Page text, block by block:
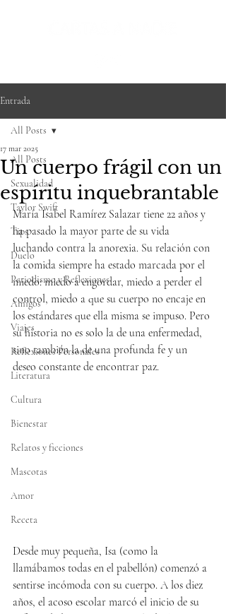
Entrada
All Posts
Sexualidad
Taylor Swift
Tips
Duelo
Periodismo y Reflexiones
Amigos
Viajes
Reflexiones Personales
Literatura
Cultura
Bienestar
Relatos y ficciones
Mascotas
Amor
Receta
All Posts
Un cuerpo frágil con un
espíritu inquebrantable
17 mar 2025
María Isabel Ramírez Salazar tiene 22 años y
ha pasado la mayor parte de su vida
luchando contra la anorexia. Su relación con
la comida siempre ha estado marcada por el
miedo: miedo a engordar, miedo a perder el
control, miedo a que su cuerpo no encaje en
los estándares que ella misma se impuso. Pero
su historia no es solo la de una enfermedad,
sino también la de una profunda fe y un
deseo constante de encontrar paz.
Desde muy pequeña, Isa (como la
llamábamos todas en el pabellón) comenzó a
sentirse incómoda con su cuerpo. A los diez
años, el acoso escolar marcó el inicio de su